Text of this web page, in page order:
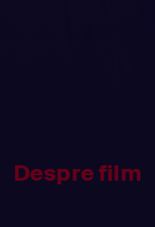
Despre film